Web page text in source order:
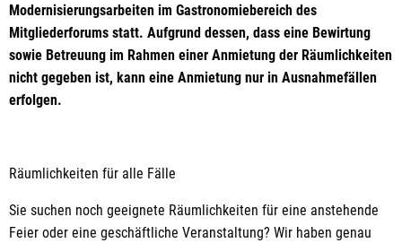
Modernisierungsarbeiten im Gastronomiebereich des
Mitgliederforums statt. Aufgrund dessen, dass eine Bewirtung
sowie Betreuung im Rahmen einer Anmietung der Räumlichkeiten
nicht gegeben ist, kann eine Anmietung nur in Ausnahmefällen
erfolgen.
Räumlichkeiten für alle Fälle
Sie suchen noch geeignete Räumlichkeiten für eine anstehende
Feier oder eine geschäftliche Veranstaltung? Wir haben genau